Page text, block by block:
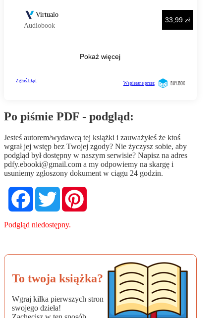
Po piśmie PDF - podgląd:
Jesteś autorem/wydawcą tej książki i zauważyłeś że ktoś
wgrał jej wstęp bez Twojej zgody? Nie życzysz sobie, aby
podgląd był dostępny w naszym serwisie? Napisz na adres
pdfy.ebooki@gmail.com a my odpowiemy na skargę i
usuniemy zgłoszony dokument w ciągu 24 godzin.
FacebookTwitter
Podgląd niedostępny.
To twoja książka?
Wgraj kilka pierwszych stron
swojego dzieła!